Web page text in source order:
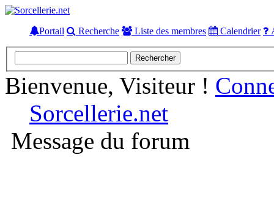
Portail Recherche Liste des membres Calendrier
Bienvenue, Visiteur !
Sorcellerie.net
Message du forum